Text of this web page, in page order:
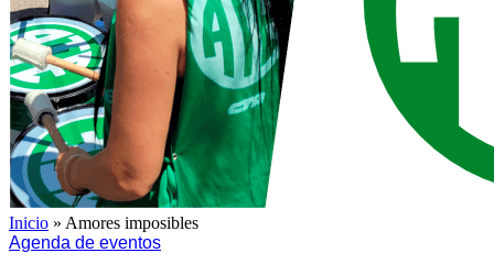
Inicio » Amores imposibles
Agenda de eventos